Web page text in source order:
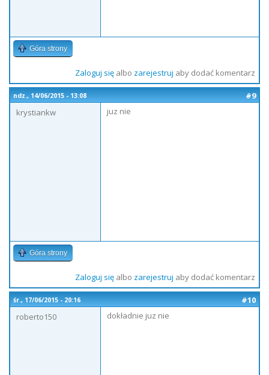
Góra strony
Zaloguj sięalbo zarejestruj aby dodać komentarz
ndz., 14/06/2015 - 13:08
#9
krystiankw
juz nie
Góra strony
Zaloguj sięalbo zarejestruj aby dodać komentarz
śr., 17/06/2015 - 20:16
#10
roberto150
dokładnie juz nie